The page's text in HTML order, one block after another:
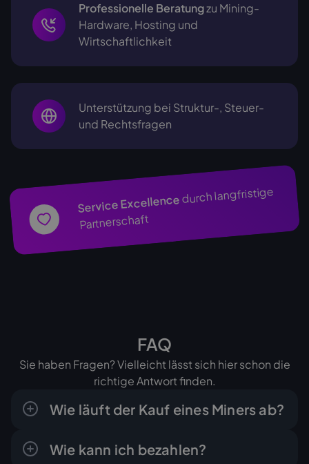
Professionelle Beratungzu Mining-
Hardware, Hosting und
Wirtschaftlichkeit
Unterstützung bei Struktur-, Steuer-
und Rechtsfragen
Service Excellencedurch langfristige
Partnerschaft
FAQ
Sie haben Fragen? Vielleicht lässt sich hier schon die
richtige Antwort finden.
Wie läuft der Kauf eines Miners ab?
erledigt: Sie fragen das gewünschte Gerät
Wie kann ich bezahlen?